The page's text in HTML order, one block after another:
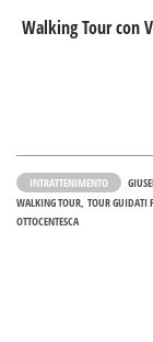
Walking Tour con
INTRATTENIMENTO
WALKING TOUR TOUR GUIDATI
OTTOCENTESCA